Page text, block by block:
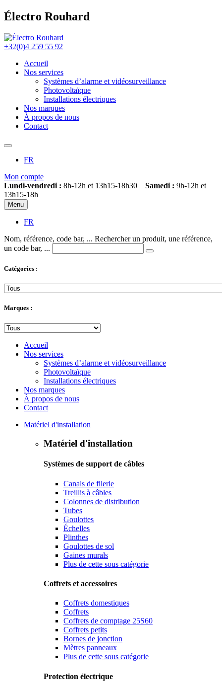
Électro Rouhard
+32(0)4 259 55 92
Accueil
Nos services
Systèmes d’alarme et vidéosurveillance
Photovoltaïque
Installations électriques
Nos marques
À propos de nous
Contact
FR
Mon compte
Lundi-vendredi : 8h-12h et 13h15-18h30 Samedi : 9h-12h et
13h15-18h
Menu
FR
Nom, référence, code bar, ... Rechercher un produit, une référence,
un code bar, ...
Catégories :
Marques :
Accueil
Nos services
Systèmes d’alarme et vidéosurveillance
Photovoltaïque
Installations électriques
Nos marques
À propos de nous
Contact
Matériel d'installation
Matériel d'installation
Systèmes de support de câbles
Canals de filerie
Treillis à câbles
Colonnes de distribution
Tubes
Goulottes
Échelles
Plinthes
Goulottes de sol
Gaines murals
Plus de cette sous catégorie
Coffrets et accessoires
Coffrets domestiques
Coffrets
Coffrets de comptage 25S60
Coffrets petits
Bornes de jonction
Mètres panneaux
Plus de cette sous catégorie
Protection électrique